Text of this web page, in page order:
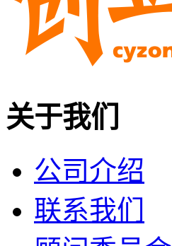
关于我们
公司介绍
联系我们